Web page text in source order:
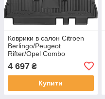
Коврики в салон Citroen
Berlingo/Peugeot
Rifter/Opel Combo
E/Toyota ProAce City 2018,
Frogum, FG 3D409064
4 697 ₴
Купити